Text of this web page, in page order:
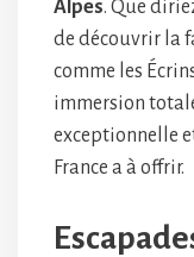
Alpes. Que
de découvrir la
comme les
immersion
exceptionnelle
France a à offrir.